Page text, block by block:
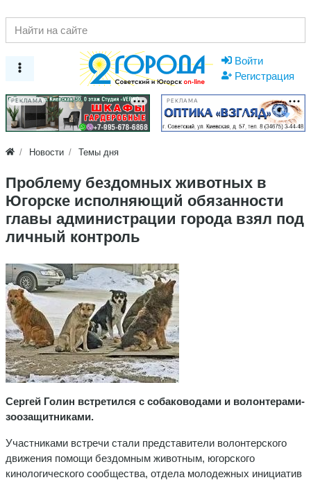
Войти
Регистрация
РЕКЛАМА РЕКЛАМА
Новости Темы дня
Проблему бездомных животных в
Югорске исполняющий обязанности
главы администрации города взял под
личный контроль
Сергей Голин встретился с собаководами и волонтерами-
зоозащитниками.
Участниками встречи стали представители волонтерского
движения помощи бездомным животным, югорского
кинологического сообщества, отдела молодежных инициатив